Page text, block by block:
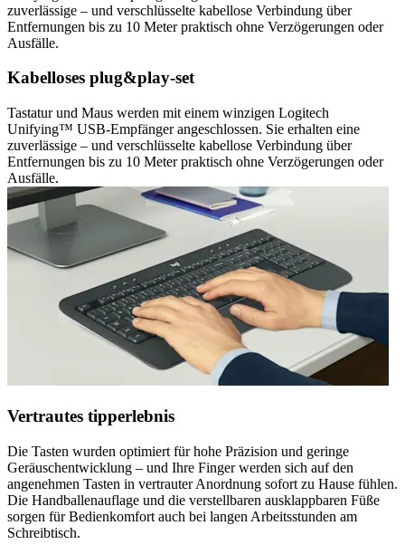
zuverlässige – und verschlüsselte kabellose Verbindung über
Entfernungen bis zu 10 Meter praktisch ohne Verzögerungen oder
Ausfälle.
Kabelloses plug&play-set
Tastatur und Maus werden mit einem winzigen Logitech
Unifying™ USB-Empfänger angeschlossen. Sie erhalten eine
zuverlässige – und verschlüsselte kabellose Verbindung über
Entfernungen bis zu 10 Meter praktisch ohne Verzögerungen oder
Ausfälle.
Vertrautes tipperlebnis
Die Tasten wurden optimiert für hohe Präzision und geringe
Geräuschentwicklung – und Ihre Finger werden sich auf den
angenehmen Tasten in vertrauter Anordnung sofort zu Hause fühlen.
Die Handballenauflage und die verstellbaren ausklappbaren Füße
sorgen für Bedienkomfort auch bei langen Arbeitsstunden am
Schreibtisch.